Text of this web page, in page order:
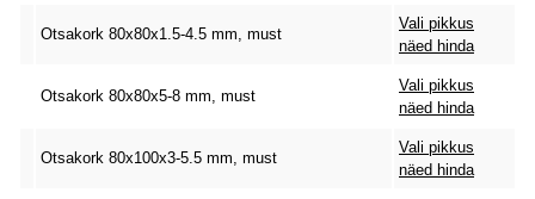
Otsakork 80x80x1.5-4.5 mm, must
Vali pikkus
näed hinda
Otsakork 80x80x5-8 mm, must
Vali pikkus
näed hinda
Otsakork 80x100x3-5.5 mm, must
Vali pikkus
näed hinda